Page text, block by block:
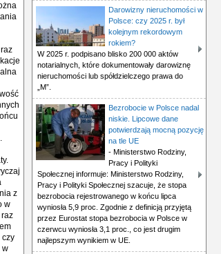
z
w
czy
w
Darowizny nieruchomości w
Polsce: czy 2025 r. był
kolejnym rekordowym
rokiem?
W 2025 r. podpisano blisko 200 000 aktów
notarialnych, które dokumentowały darowiznę
nieruchomości lub spółdzielczego prawa do
„M”.
Bezrobocie w Polsce nadal
niskie. Lipcowe dane
potwierdzają mocną pozycję
na tle UE
- Ministerstwo Rodziny,
Pracy i Polityki
Społecznej informuje: Ministerstwo Rodziny,
Pracy i Polityki Społecznej szacuje, że stopa
bezrobocia rejestrowanego w końcu lipca
wyniosła 5,9 proc. Zgodnie z definicją przyjętą
przez Eurostat stopa bezrobocia w Polsce w
czerwcu wyniosła 3,1 proc., co jest drugim
najlepszym wynikiem w UE.